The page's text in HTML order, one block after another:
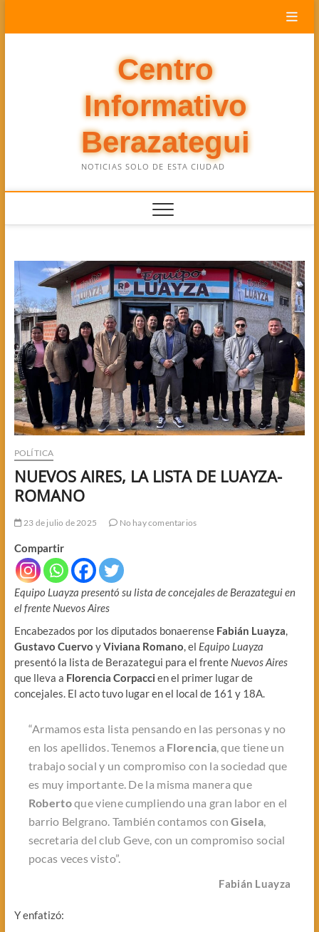
Centro
Informativo
Berazategui
NOTICIAS SOLO DE ESTA CIUDAD
POLÍTICA
NUEVOS AIRES, LA LISTA DE LUAYZA-
ROMANO
23 de julio de 2025 No hay comentarios
Compartir
Equipo Luayza presentó su lista de concejales de Berazategui en
el frente Nuevos Aires
Encabezados por los diputados bonaerense Fabián Luayza,
Gustavo Cuervo yViviana Romano, el Equipo Luayza
presentó la lista de Berazategui para el frente Nuevos Aires
que lleva a Florencia Corpacci en el primer lugar de
concejales. El acto tuvo lugar en el local de 161 y 18A.
“Armamos esta lista pensando en las personas y no
en los apellidos. Tenemos a Florencia, que tiene un
trabajo social y un compromiso con la sociedad que
es muy importante. De la misma manera que
Robertoque viene cumpliendo una gran labor en el
barrio Belgrano. También contamos conGisela,
secretaria del club Geve, con un compromiso social
pocas veces visto”.
Fabián Luayza
Y enfatizó: